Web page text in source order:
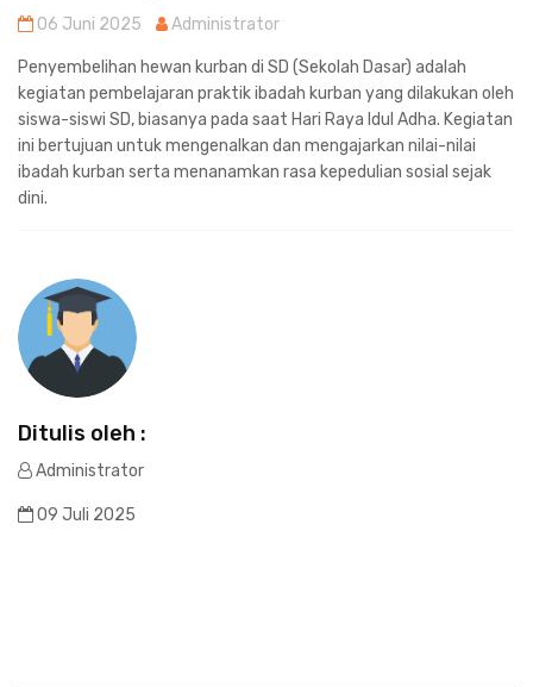
06 Juni 2025 Administrator
Penyembelihan hewan kurban di SD (Sekolah Dasar) adalah
kegiatan pembelajaran praktik ibadah kurban yang dilakukan oleh
siswa-siswi SD, biasanya pada saat Hari Raya Idul Adha. Kegiatan
ini bertujuan untuk mengenalkan dan mengajarkan nilai-nilai
ibadah kurban serta menanamkan rasa kepedulian sosial sejak
dini.
Ditulis oleh :
Administrator
09 Juli 2025